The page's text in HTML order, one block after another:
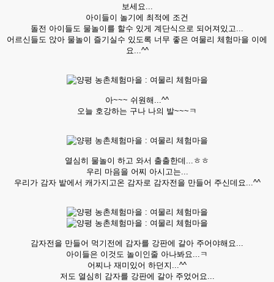
보세요...
아이들이 놀기에 최적에 조건
돌전 아이들도 물놀이를 할수 있게 계단식으로 되어져있고...
어르신들도 앉아 물놀이 즐기실수 있도록 너무 좋은 여물리 체험마을 이에
요...^^
아~~~ 쉬원해...^^
오늘 호강하는 구나 나의 발~~~ㅋ
열심히 물놀이 하고 와서 출출한데...ㅎㅎ
우리 마음을 어찌 아시고는...
우리가 감자 밭에서 캐가지고온 감자로 감자전을 만들어 주신데요...^^
감자전을 만들어 먹기전에 감자를 강판에 갈아 주어야해요...
아이들은 이것도 놀이인줄 아나봐요...ㅋ
어찌나 재미있어 하던지...^^
저도 열심히 감자를 강판에 갈아 주었어요...